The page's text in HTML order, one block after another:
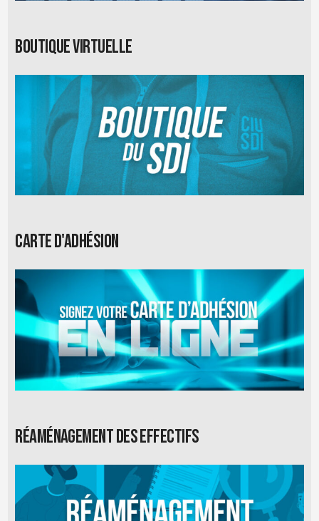
Boutique virtuelle
Carte d'adhésion
Réaménagement des effectifs